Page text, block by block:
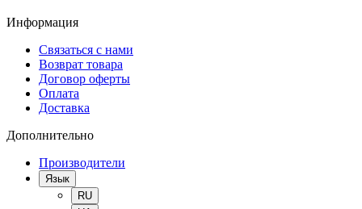
Информация
Связаться с нами
Возврат товара
Договор оферты
Оплата
Доставка
Дополнительно
Производители
Язык
RU